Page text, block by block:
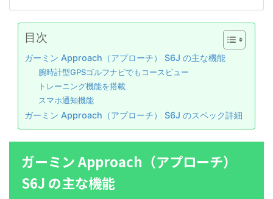
目次
ガーミン Approach（アプローチ） S6J の主な機能
腕時計型GPSゴルフナビでもコースビュー
トレーニング機能を搭載
スマホ通知機能
ガーミン Approach（アプローチ） S6J のスペック詳細
ガーミン Approach（アプローチ）
S6J の主な機能